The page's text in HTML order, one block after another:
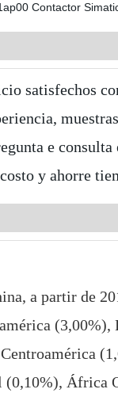
satisfechos
e
y ahorre
a partir de
África